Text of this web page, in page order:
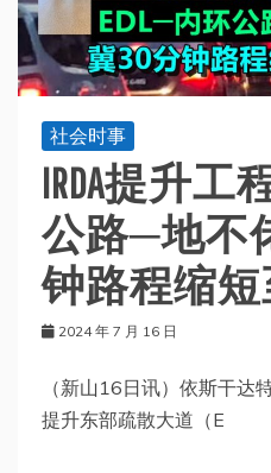
社会时事
IRDA提升工
公路─地不
钟路程缩短
2024 年 7 月 16 日
（新山16日讯）依斯干达
提升东部疏散大道（E